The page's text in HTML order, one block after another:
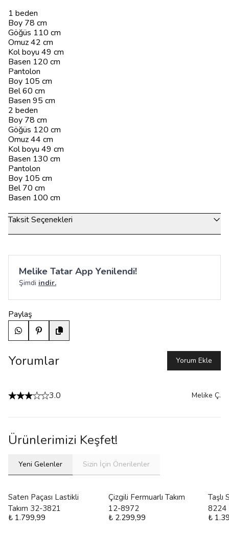
1 beden
Boy 78 cm
Göğüs 110 cm
Omuz 42 cm
Kol boyu 49 cm
Basen 120 cm
Pantolon
Boy 105 cm
Bel 60 cm
Basen 95 cm
2 beden
Boy 78 cm
Göğüs 120 cm
Omuz 44 cm
Kol boyu 49 cm
Basen 130 cm
Pantolon
Boy 105 cm
Bel 70 cm
Basen 100 cm
Taksit Seçenekleri
Melike Tatar App Yenilendi!
Şimdi indir.
Paylaş
Yorumlar Yorum Ekle
3.0 Melike Ç.
Ürünlerimizi Keşfet!
Yeni Gelenler Sizin İçin Önerilenler
Saten Paçası Lastikli
Takım 32-3821
₺ 1.799,99
Çizgili Fermuarlı Takım
12-8972
₺ 2.299,99
Taşlı
8224
₺